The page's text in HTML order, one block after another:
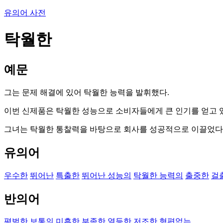
유의어 사전
탁월한
예문
그는 문제 해결에 있어 탁월한 능력을 발휘했다.
이번 신제품은 탁월한 성능으로 소비자들에게 큰 인기를 얻고
그녀는 탁월한 통찰력을 바탕으로 회사를 성공적으로 이끌었
유의어
우수한 뛰어난 특출한 뛰어난 성능의 탁월한 능력의 출중한 걸
반의어